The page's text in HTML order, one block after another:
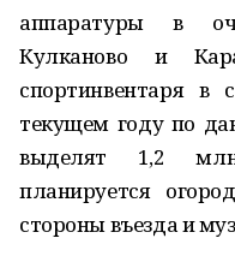
аппаратуры в
Кулканово и
спортинвентаря в
текущем году по
выделят 1,2
планируется
стороны въезда и